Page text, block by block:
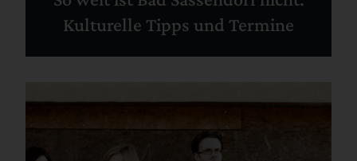
Kulturelle Tipps und Termine